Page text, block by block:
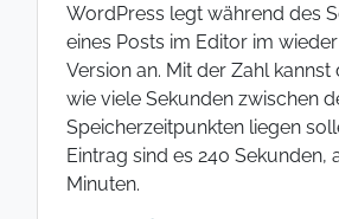
WordPress legt während des
eines Posts im Editor im
Version an. Mit der Zahl kannst
wie viele Sekunden zwischen
Speicherzeitpunkten liegen
Eintrag sind es 240 Sekunden,
Minuten.